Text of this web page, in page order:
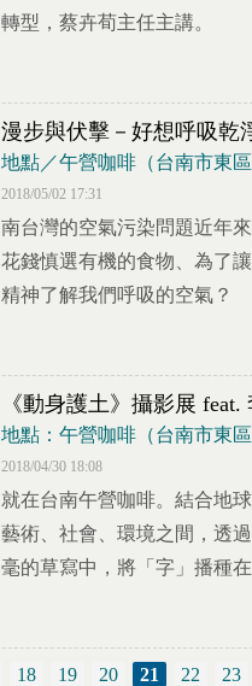
轉型，蔡卉荀主任主講。
漫步與伏擊－好想呼吸乾
地點／午營咖啡（台南市東區
2018/05/02 17:31
南台灣的空氣污染問題近年
花錢慎選有機的食物、為了
精神了解我們呼吸的空氣？
《動身護土》攝影展
地點：午營咖啡（台南市東區
2018/04/30 18:08
就在台南午營咖啡。結合地
藝術、社會、環境之間，透
毫的草寫中，將「字」播種
18 19 20 21 22 23